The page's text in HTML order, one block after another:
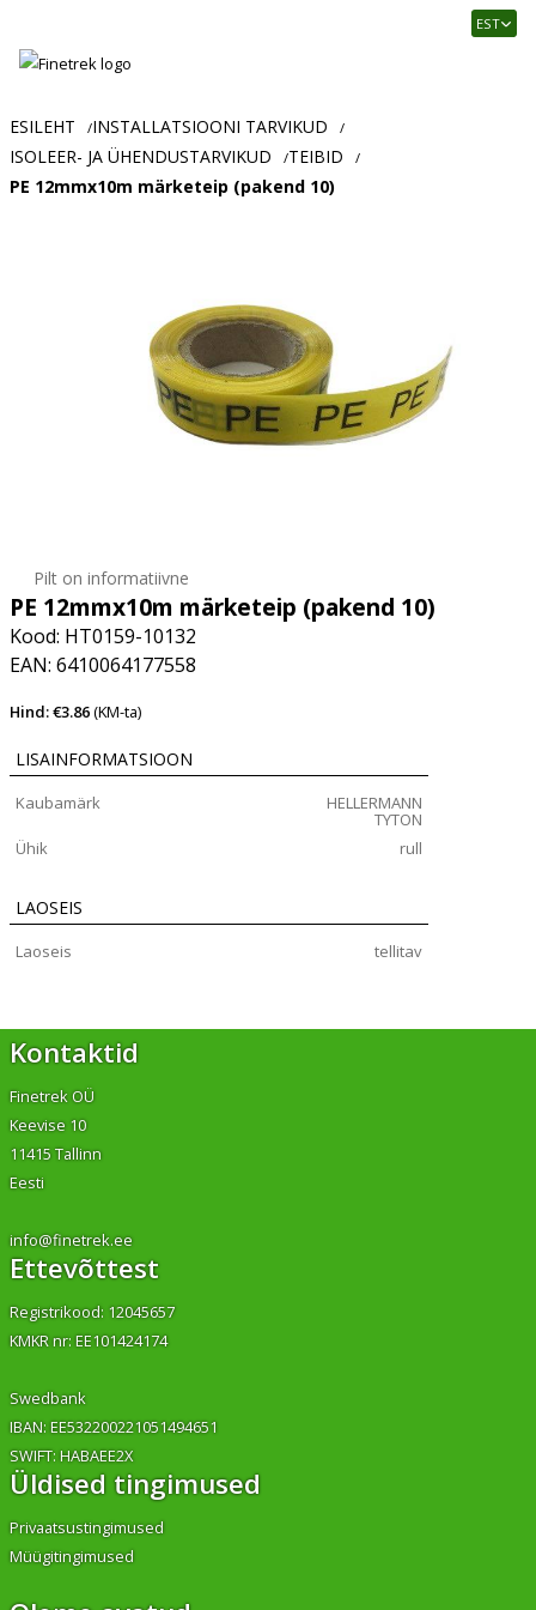
Usaldusväärne
ja
tööstusautomaatika
pood
EST
ESILEHT /INSTALLATSIOONI TARVIKUD /
ISOLEER- JA ÜHENDUSTARVIKUD /TEIBID /
PE 12mmx10m märketeip (pakend 10)
Pilt on informatiivne
PE 12mmx10m märketeip (pakend 10)
Kood: HT0159-10132
EAN: 6410064177558
Hind: €3.86(KM-ta)
LISAINFORMATSIOON
Kaubamärk HELLERMANN
TYTON
Ühik
rull
LAOSEIS
Laoseis tellitav
Kontaktid
Finetrek OÜ
Keevise 10
11415 Tallinn
Eesti
info@finetrek.ee
Ettevõttest
Registrikood: 12045657
KMKR nr: EE101424174
Swedbank
IBAN: EE532200221051494651
SWIFT: HABAEE2X
Üldised tingimused
Privaatsustingimused
Müügitingimused